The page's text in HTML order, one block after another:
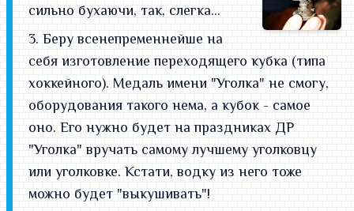
сильно бухаючи, так, слегка...
3. Беру всенепременнейше на
себя изготовление переходящего кубка (типа
хоккейного). Медаль имени "Уголка" не смогу,
оборудования такого нема, а кубок - самое
оно. Его нужно будет на праздниках ДР
"Уголка" вручать самому лучшему уголковцу
или уголковке. Кстати, водку из него тоже
можно будет "выкушивать"!